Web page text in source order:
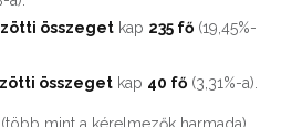
összeget kap 235 fő (19,45%-
összeget kap 40 fő (3,31%-a).